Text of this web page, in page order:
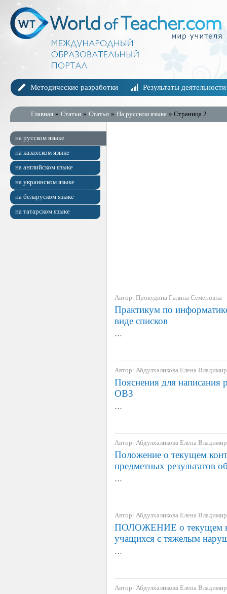
Методические разработки Результаты деятельности
Главная » Статьи » Статьи » На русском языке » Страница 2
на русском языке
на казахском языке
на английском языке
на украинском языке
на беларуском языке
на татарском языке
Автор: Прокудина Галина Семеновна
Практикум по
виде списков
…
Автор: Абдулхаликова Елена
Пояснения для написания
ОВЗ
…
Автор: Абдулхаликова Елена
Положение о текущем
предметных
…
Автор: Абдулхаликова Елена
ПОЛОЖЕНИЕ о текущем
учащихся с тяжелым
…
Автор: Абдулхаликова Елена